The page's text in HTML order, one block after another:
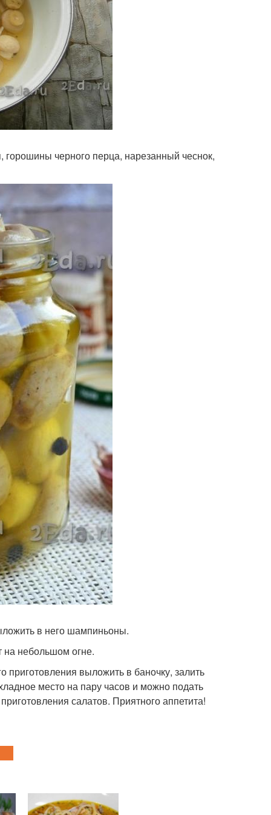
горошины черного перца, нарезанный чеснок,
в него шампиньоны.
на небольшом огне.
выложить в баночку, залить
место на пару часов и можно подать
салатов. Приятного аппетита!